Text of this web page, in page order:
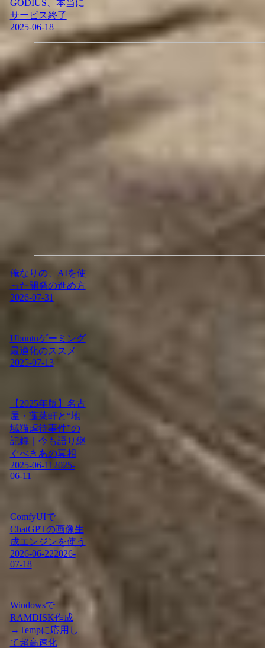
GODIUS、本当に
サービス終了
2025-06-18
俺なりの、AIを使
った開発の進め方
2026-07-31
Ubuntuゲーミング
最適化のススメ
2025-07-13
【2025年版】名古
屋・蓬莱軒と“地
域猫虐待事件”の
記録｜今も語り継
ぐべきあの真相
2025-06-11 2025-
06-11
ComfyUIで
ChatGPTの画像生
成エンジンを使う
2026-06-222026-
07-18
Windowsで
RAMDISK作成
→Tempに応用し
て超高速化